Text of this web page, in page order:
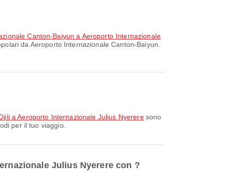
Canton-Baiyun a Aeroporto Internazionale
da Aeroporto Internazionale Canton-Baiyun.
a Aeroporto Internazionale Julius Nyereresono
per il tuo viaggio.
Julius Nyerere con ?